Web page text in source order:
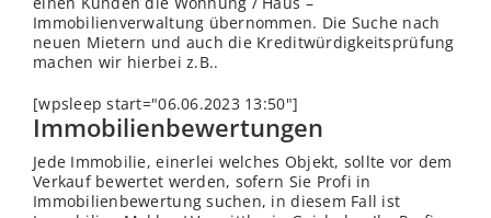
Immobilienverwaltung übernommen. Die Suche nach
neuen Mietern und auch die Kreditwürdigkeitsprüfung
machen wir hierbei z.B..
[wpsleep start="06.06.2023 13:50"]
Immobilienbewertungen
Jede Immobilie, einerlei welches Objekt, sollte vor dem
Verkauf bewertet werden, sofern Sie Profi in
Immobilienbewertung suchen, in diesem Fall ist